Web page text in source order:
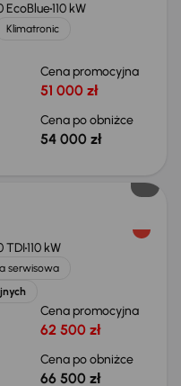
EcoBlue110 kW
Klimatronic
Cena promocyjna
51 000 zł
Cena po obniżce
54 000 zł
TDI110 kW
serwisowa
Cena promocyjna
62 500 zł
Cena po obniżce
66 500 zł